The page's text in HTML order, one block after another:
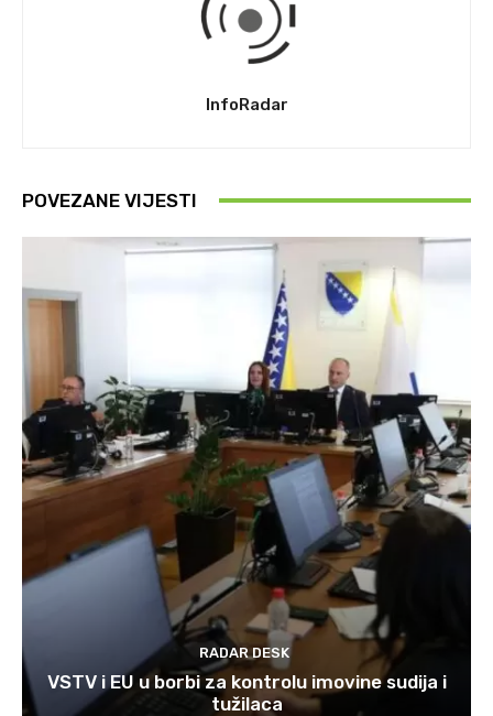
InfoRadar
POVEZANE VIJESTI
RADAR DESK
VSTV i EU u borbi za kontrolu imovine sudija i
tužilaca